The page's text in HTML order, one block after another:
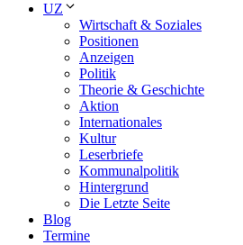
UZ
Wirtschaft & Soziales
Positionen
Anzeigen
Politik
Theorie & Geschichte
Aktion
Internationales
Kultur
Leserbriefe
Kommunalpolitik
Hintergrund
Die Letzte Seite
Blog
Termine